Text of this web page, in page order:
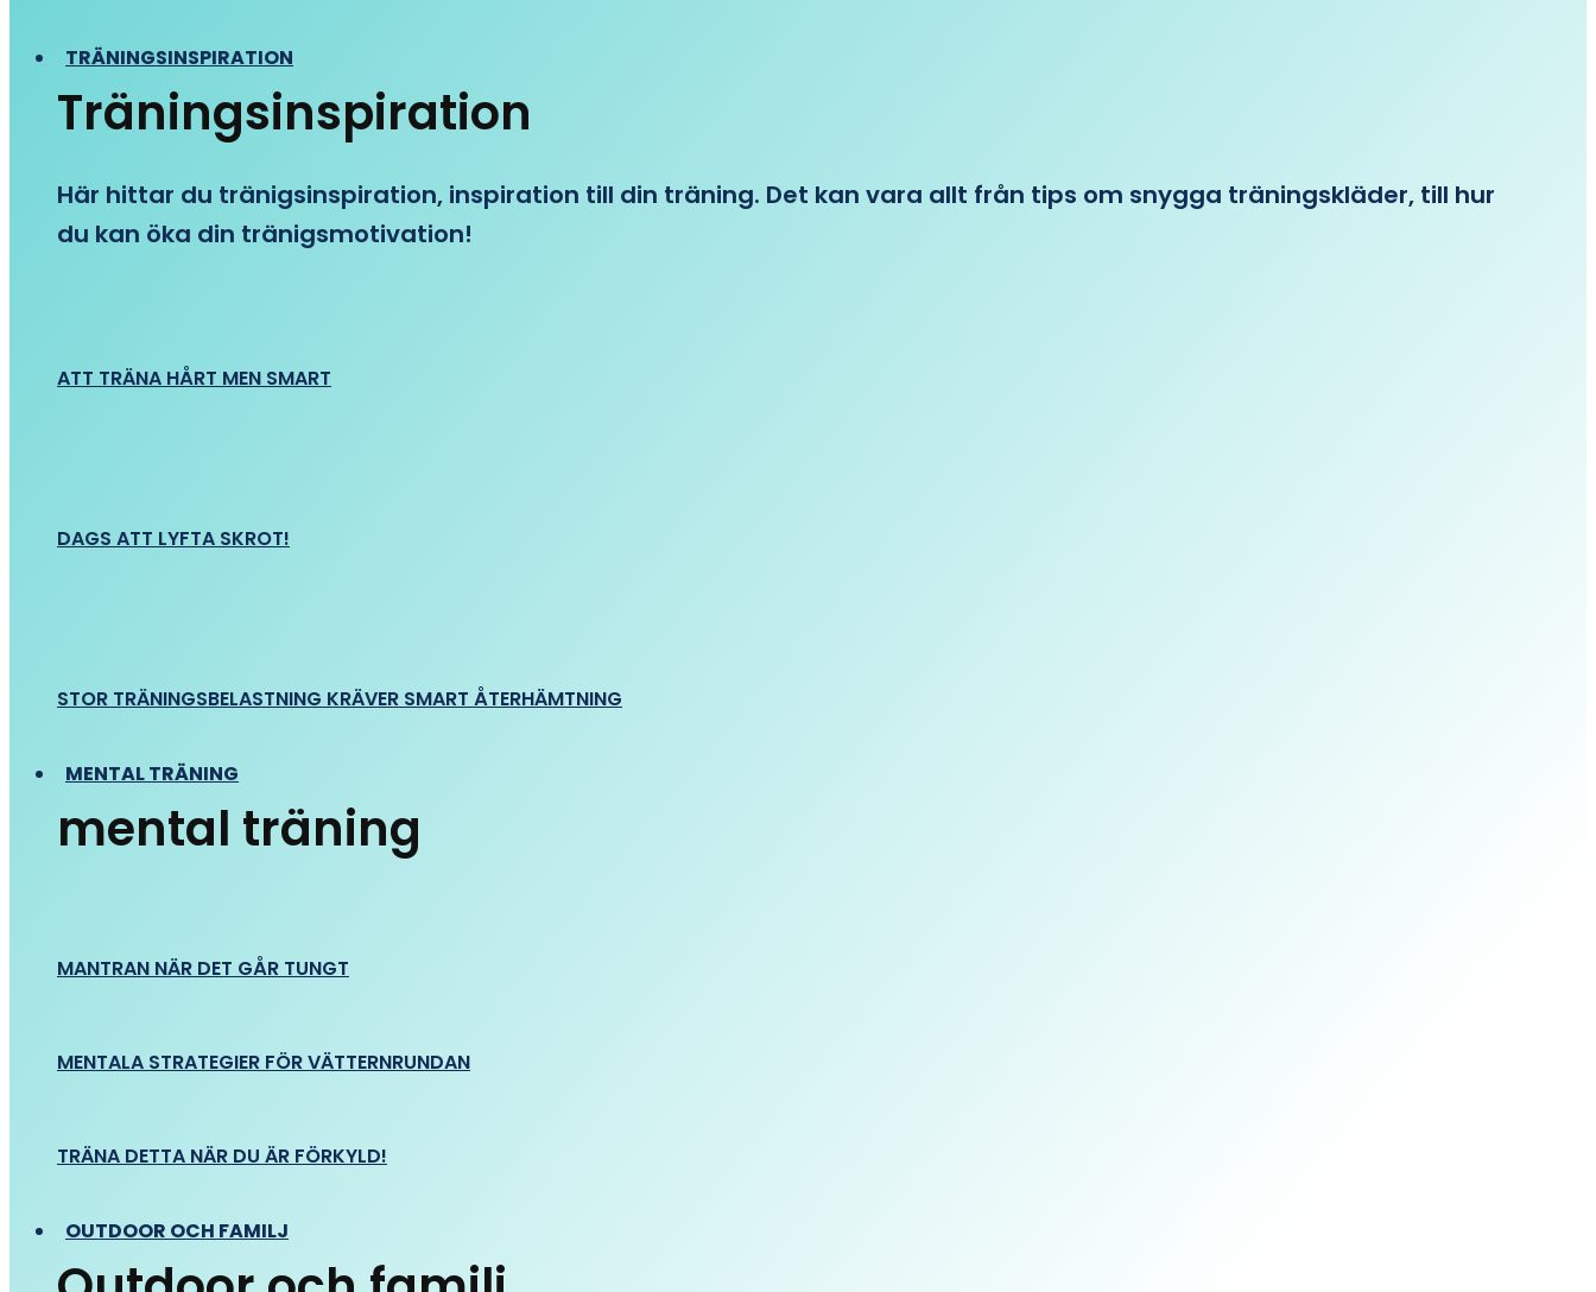
TRÄNINGSINSPIRATION
Träningsinspiration
Här hittar du tränigsinspiration, inspiration till din träning. Det kan vara allt från tips om snygga träningskläder, till hur
du kan öka din tränigsmotivation!
ATT TRÄNA HÅRT MEN SMART
DAGS ATT LYFTA SKROT!
STOR TRÄNINGSBELASTNING KRÄVER SMART ÅTERHÄMTNING
MENTAL TRÄNING
mental träning
MANTRAN NÄR DET GÅR TUNGT
MENTALA STRATEGIER FÖR VÄTTERNRUNDAN
TRÄNA DETTA NÄR DU ÄR FÖRKYLD!
OUTDOOR OCH FAMILJ